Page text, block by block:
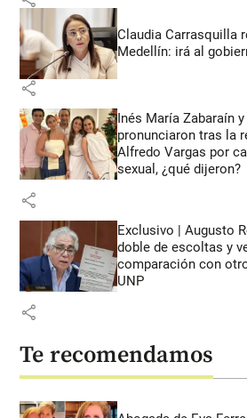
Claudia Carrasquilla
Medellín: irá al
share
Inés María Zabaraín
pronunciaron tras la
Alfredo Vargas por
sexual, ¿qué dijeron?
share
Exclusivo | Augusto
doble de escoltas y
comparación con
UNP
share
Te recomendamos